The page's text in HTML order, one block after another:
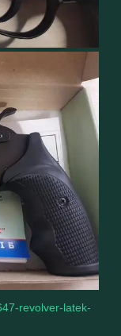
revolver-latek-